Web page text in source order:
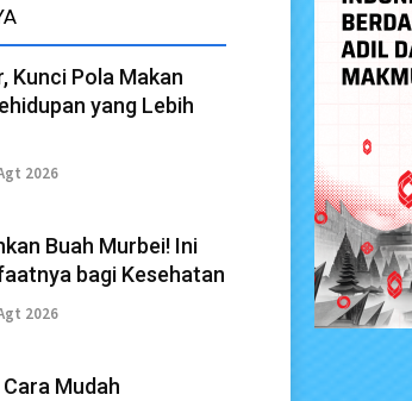
Kunci Pola Makan
yang Lebih
2026
Buah Murbei! Ini
bagi Kesehatan
2026
Mudah